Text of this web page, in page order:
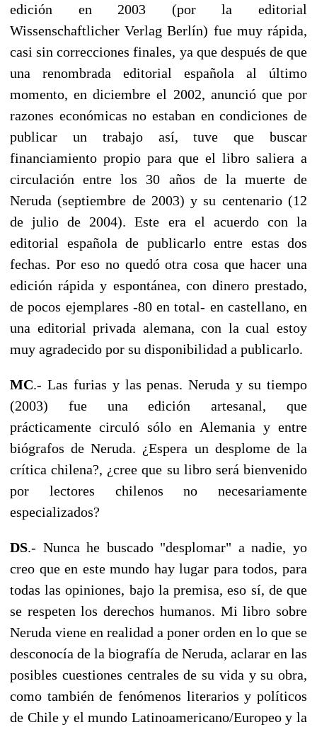
edición en 2003 (por la editorial
Wissenschaftlicher Verlag Berlín) fue muy rápida,
casi sin correcciones finales, ya que después de que
una renombrada editorial española al último
momento, en diciembre el 2002, anunció que por
razones económicas no estaban en condiciones de
publicar un trabajo así, tuve que buscar
financiamiento propio para que el libro saliera a
circulación entre los 30 años de la muerte de
Neruda (septiembre de 2003) y su centenario (12
de julio de 2004). Este era el acuerdo con la
editorial española de publicarlo entre estas dos
fechas. Por eso no quedó otra cosa que hacer una
edición rápida y espontánea, con dinero prestado,
de pocos ejemplares -80 en total- en castellano, en
una editorial privada alemana, con la cual estoy
muy agradecido por su disponibilidad a publicarlo.
MC.- Las furias y las penas. Neruda y su tiempo
(2003) fue una edición artesanal, que
prácticamente circuló sólo en Alemania y entre
biógrafos de Neruda. ¿Espera un desplome de la
crítica chilena?, ¿cree que su libro será bienvenido
por lectores chilenos no necesariamente
especializados?
DS.- Nunca he buscado "desplomar" a nadie, yo
creo que en este mundo hay lugar para todos, para
todas las opiniones, bajo la premisa, eso sí, de que
se respeten los derechos humanos. Mi libro sobre
Neruda viene en realidad a poner orden en lo que se
desconocía de la biografía de Neruda, aclarar en las
posibles cuestiones centrales de su vida y su obra,
como también de fenómenos literarios y políticos
de Chile y el mundo Latinoamericano/Europeo y la